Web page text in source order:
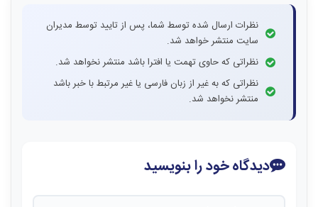
نظرات ارسال شده توسط شما، پس از تایید توسط مدیران
سایت منتشر خواهد شد.
نظراتی که حاوی تهمت یا افترا باشد منتشر نخواهد شد.
نظراتی که به غیر از زبان فارسی یا غیر مرتبط با خبر باشد
منتشر نخواهد شد.
دیدگاه خود را بنویسید